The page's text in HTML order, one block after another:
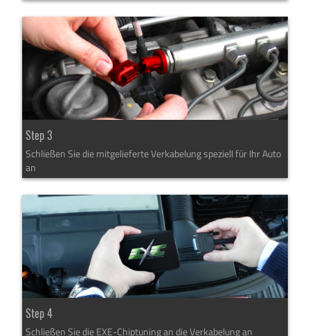
Step 3
Schließen Sie die mitgelieferte Verkabelung speziell für Ihr Auto
an
Step 4
Schließen Sie die EXE-Chiptuning an die Verkabelung an